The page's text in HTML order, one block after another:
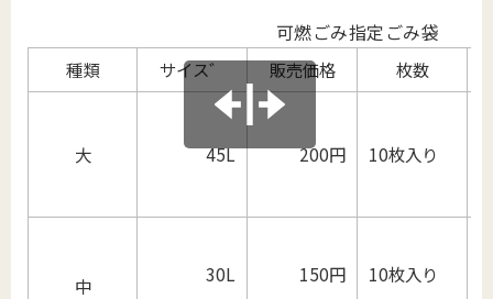
可燃ごみ指定ごみ袋
種類 サイス゛ 販売価格 枚数
大 45L 200円 10枚入り
中 30L 150円 10枚入り